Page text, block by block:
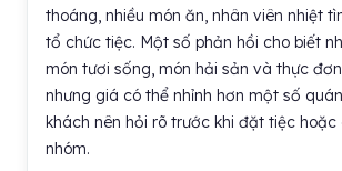
thoáng, nhiều món ăn, nhân viên nhiệt
tổ chức tiệc. Một số phản hồi cho biết
món tươi sống, món hải sản và thực
nhưng giá có thể nhỉnh hơn một số
khách nên hỏi rõ trước khi đặt tiệc hoặc
nhóm.